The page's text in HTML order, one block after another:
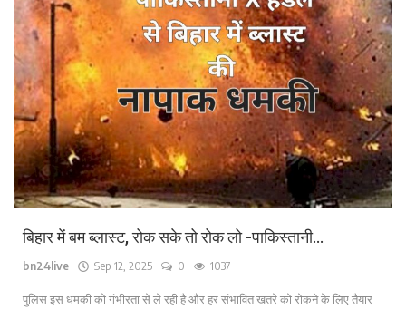
बिहार में बम ब्लास्ट, रोक सके तो रोक लो -पाकिस्तानी...
bn24live Sep 12, 2025 0 1037
पुलिस इस धमकी को गंभीरता से ले रही है और हर संभावित खतरे को रोकने के लिए तैयार